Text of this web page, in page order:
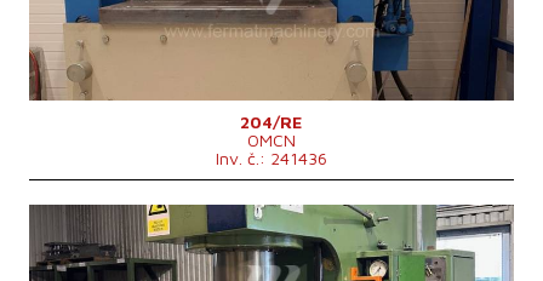
Hmotnost stroje
1870 kg
Řídící systém
ne
204/RE
OMCN
Inv. č.: 241436
Rok výroby:
0
Jmenovitá tvářecí síla lisu
160 t
Rozměry pracovní plochy stolu900x630 mm